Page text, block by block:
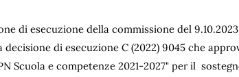
di esecuzione della commissione del
decisione di esecuzione C (2022) 9045 che
Scuola e competenze 2021-2027" per il